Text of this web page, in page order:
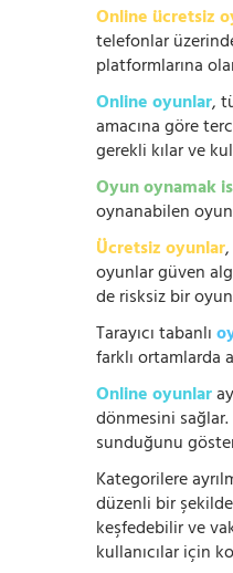
Online ücretsiz
telefonlar
platformlarına
Online oyunlar,
amacına göre
gerekli kılar ve
Oyun oynamak
oynanabilen
Ücretsiz oyunlar
oyunlar güven
de risksiz bir
Tarayıcı tabanlı
farklı ortamlarda
Online oyunlar
dönmesini
sunduğunu
Kategorilere
düzenli bir
keşfedebilir ve
kullanıcılar için